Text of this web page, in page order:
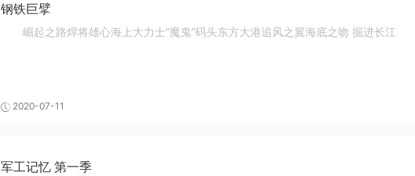
钢铁巨擘
崛起之路焊将雄心海上大力士“魔鬼”码头东方大港追风之翼海底之吻 掘进长江
2020-07-11
军工记忆 第一季